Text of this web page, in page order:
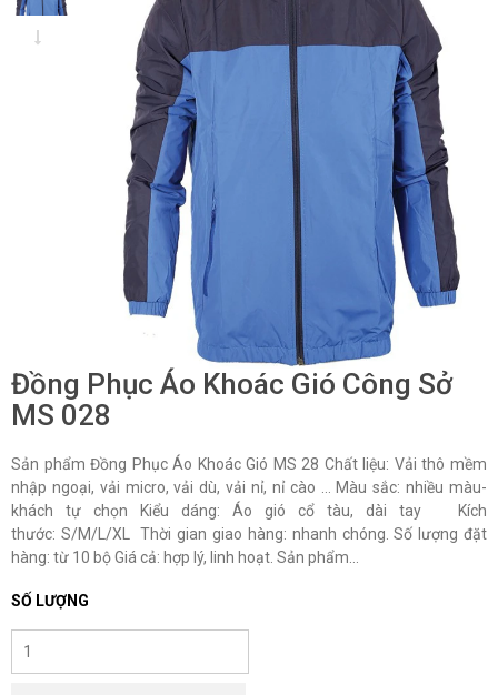
Đồng Phục Áo Khoác Gió Công Sở
MS 028
Sản phẩm Đồng Phục Áo Khoác Gió MS 28 Chất liệu: Vải thô mềm
nhập ngoại, vải micro, vải dù, vải nỉ, nỉ cào … Màu sắc: nhiều màu-
khách tự chọn Kiểu dáng: Áo gió cổ tàu, dài tay Kích
thước: S/M/L/XL Thời gian giao hàng: nhanh chóng. Số lượng đặt
hàng: từ 10 bộ Giá cả: hợp lý, linh hoạt. Sản phẩm...
SỐ LƯỢNG